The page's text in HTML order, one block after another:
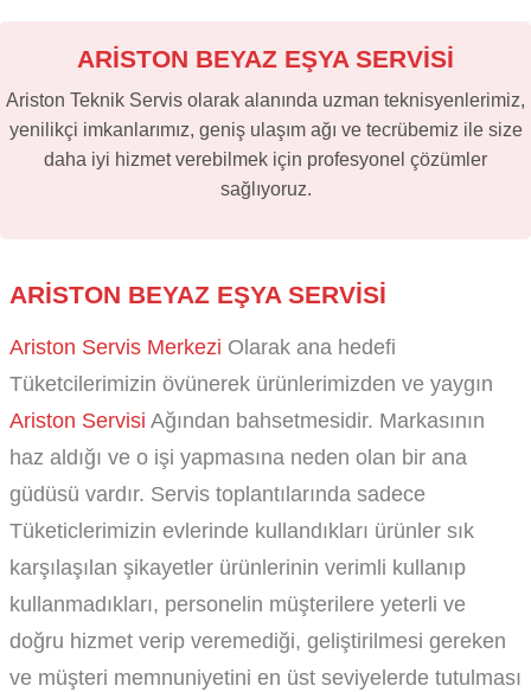
ARİSTON BEYAZ EŞYA SERVİSİ
Ariston Teknik Servis olarak alanında uzman teknisyenlerimiz,
yenilikçi imkanlarımız, geniş ulaşım ağı ve tecrübemiz ile size
daha iyi hizmet verebilmek için profesyonel çözümler
sağlıyoruz.
ARISTON BEYAZ EŞYA SERVISI
Ariston Servis Merkezi Olarak ana hedefi
Tüketcilerimizin övünerek ürünlerimizden ve yaygın
Ariston Servisi Ağından bahsetmesidir. Markasının
haz aldığı ve o işi yapmasına neden olan bir ana
güdüsü vardır. Servis toplantılarında sadece
Tüketiclerimizin evlerinde kullandıkları ürünler sık
karşılaşılan şikayetler ürünlerinin verimli kullanıp
kullanmadıkları, personelin müşterilere yeterli ve
doğru hizmet verip veremediği, geliştirilmesi gereken
ve müşteri memnuniyetini en üst seviyelerde tutulması